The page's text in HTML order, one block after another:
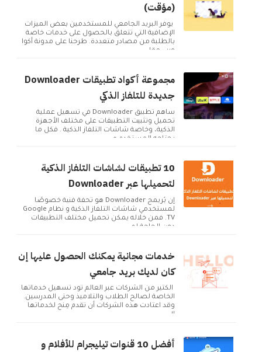
(مؤقت)
يوفر البريد الجامعي للمستخدمين بعض الميزات
الإضافية التي تتعلق بالحصول على خدمات خاصة
بالطلبة من مصادر متعددة. طرحنا على مدونة أكوا
ويب مقا...
مجموعة أكواد تطبيقات Downloader
جديدة للتلفاز الذكي
ساهم تطبيق Downloader في تسهيل عملية
تحميل وتثبيت التطبيقات على مختلف الأجهزة
الذكية، وخاصة شاشات التلفاز الذكية . فكل ما
يحتاجه المستخدم ه...
10 تطبيقات لشاشات التلفاز الذكية
لتحميلها عبر Downloader
إن بُريمج Downloader هو تحفة فنية خصوصًا
لمستخدمي شاشات التلفاز الذكية و نظام Google
TV. فمن خلاله يمكن تحميل مختلف التطبيقات
دون الحاجة لم...
خدمات مجانية يمكنك الحصول عليها إن
كان لديك بريد جامعي
الكثير من الشركات عبر العالم تود تسهيل خدماتها
الخاصة لصالح الطلاب والتلاميذ وحتى المدرسين.
وقد اعتادت هذه الشركات أن تقدم مِنح لخدماتها
ال...
أفضل 10 قنوات تيليجرام للأفلام و